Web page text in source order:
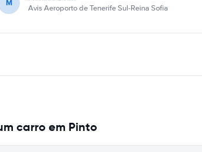
M Avis Aeroporto de Tenerife Sul-Reina Sofia
carro em Pinto